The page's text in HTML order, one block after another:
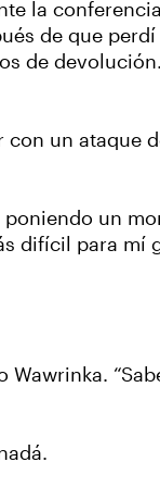
la
de que
de
un ataque
un
difícil para mí